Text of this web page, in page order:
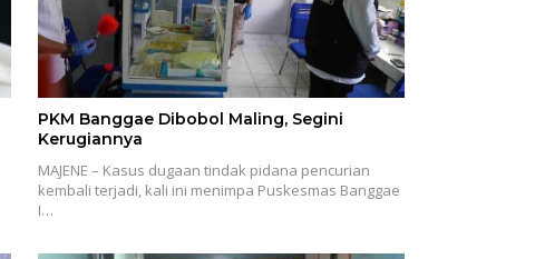
PKM Banggae Dibobol Maling, Segini
Kerugiannya
MAJENE – Kasus dugaan tindak pidana pencurian
kembali terjadi, kali ini menimpa Puskesmas Banggae
I…